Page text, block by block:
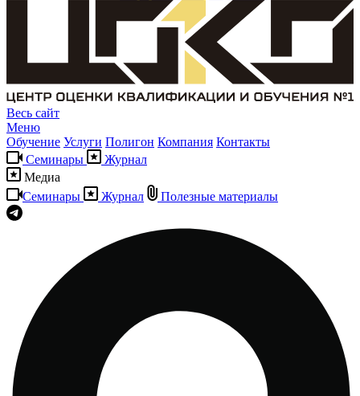
Весь сайт
Меню
Обучение Услуги Полигон Компания Контакты
Семинары
Журнал
Медиа
Семинары
Журнал Полезные материалы